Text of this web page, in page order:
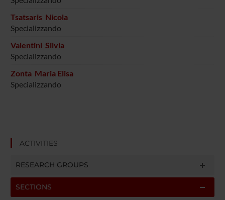
Tsatsaris Nicola
Specializzando
Valentini Silvia
Specializzando
Zonta Maria Elisa
Specializzando
ACTIVITIES
RESEARCH GROUPS
SECTIONS